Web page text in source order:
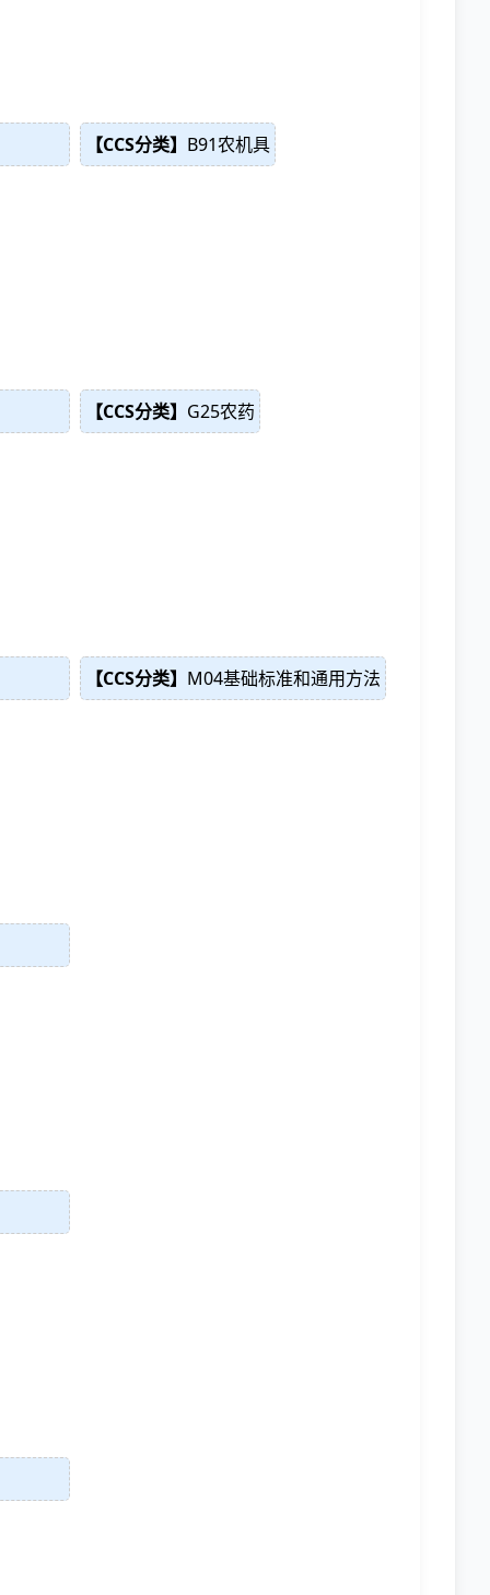
【CCS分类】 B91农机具
【CCS分类】 G25农药
【CCS分类】 M04基础标准和通用方法